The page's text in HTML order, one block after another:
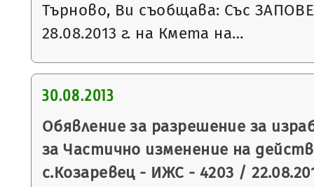
Търново, Ви съобщава: Със
28.08.2013 г. на Кмета на…
30.08.2013
Обявление за разрешение за
за Частично изменение на
с.Козаревец - ИЖС - 4203 /